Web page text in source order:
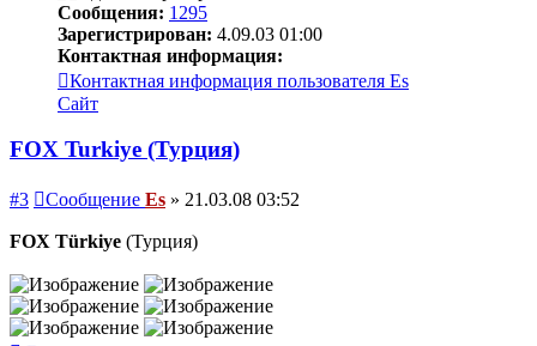
Сообщения: 1295
Зарегистрирован: 4.09.03 01:00
Контактная информация:
Контактная информация пользователя Es
Сайт
FOX Turkiye (Турция)
#3 Сообщение Es » 21.03.08 03:52
FOX Türkiye (Турция)